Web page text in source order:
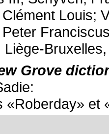
Clément Louis;
Peter
Liège-
Grove
«Roberday» et